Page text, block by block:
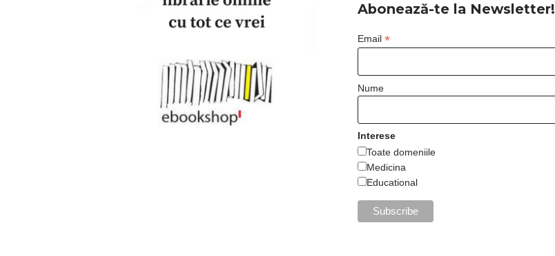
Abonează-te la Newsletter!
Email *
Nume
Interese
Toate domeniile
Medicina
Educational